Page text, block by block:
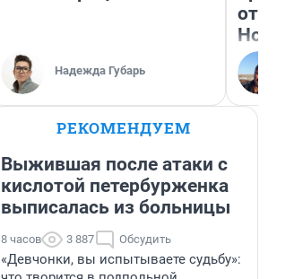
Надежда Губарь
РЕКОМЕНДУЕМ
Выжившая после атаки с
кислотой петербурженка
выписалась из больницы
8 часов 3 887 Обсудить
«Девчонки, вы испытываете судьбу»: